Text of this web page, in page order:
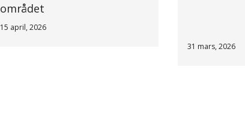
området
15 april, 2026
31 mars, 2026